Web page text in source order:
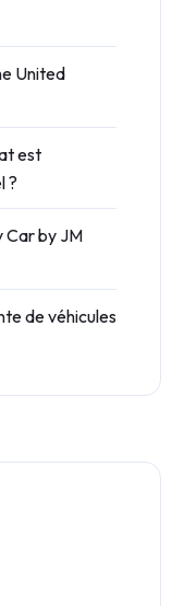
United
est
?
Car by JM
de véhicules